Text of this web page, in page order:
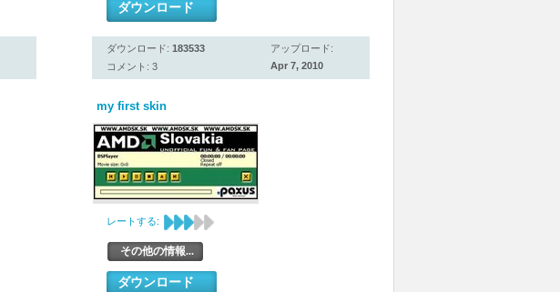
ダウンロード
ダウンロード: 183533
コメント: 3
アップロード:
Apr 7, 2010
my first skin
レートする:
その他の情報...
ダウンロード